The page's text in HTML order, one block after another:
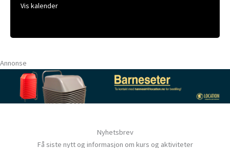
Vis kalender
Annonse
Nyhetsbrev
Få siste nytt og informasjon om kurs og aktiviteter